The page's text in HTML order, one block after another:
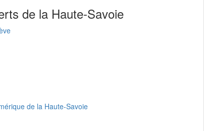
de la Haute-Savoie
de la Haute-Savoie